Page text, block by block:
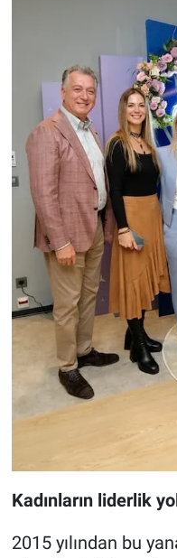
Kadınların liderlik
2015 yılından bu